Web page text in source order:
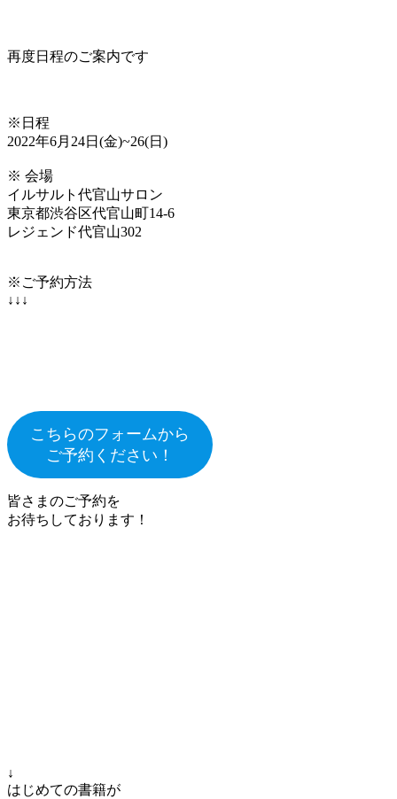
再度日程のご案内です
※日程
2022年6月24日(金)~26(日)
※ 会場
イルサルト代官山サロン
東京都渋谷区代官山町14-6
レジェンド代官山302
※ご予約方法
↓↓↓
こちらのフォームから
ご予約ください！
皆さまのご予約を
お待ちしております！
↓
はじめての書籍が